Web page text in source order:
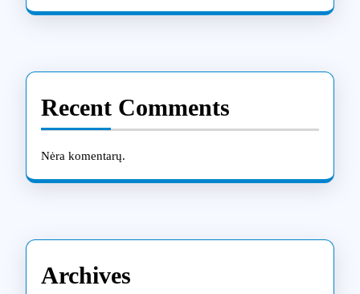
Recent Comments
Nėra komentarų.
Archives